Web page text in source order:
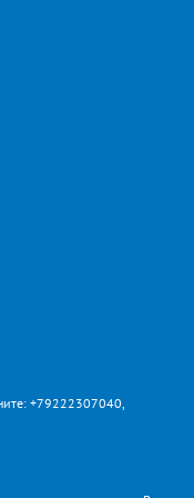
А со второго года
Екатерина Бойко,
+79222307040,